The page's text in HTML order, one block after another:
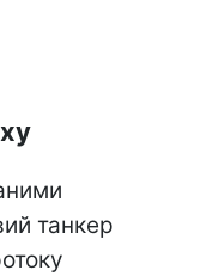
танкер